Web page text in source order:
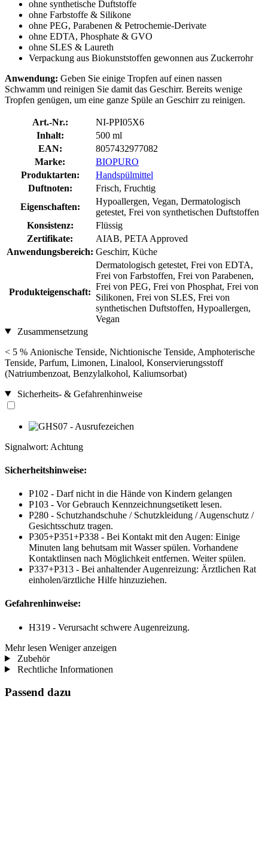
ohne synthetische Duftstoffe
ohne Farbstoffe & Silikone
ohne PEG, Parabenen & Petrochemie-Derivate
ohne EDTA, Phosphate & GVO
ohne SLES & Laureth
Verpackung aus Biokunststoffen gewonnen aus Zuckerrohr
Anwendung: Geben Sie einige Tropfen auf einen nassen
Schwamm und reinigen Sie damit das Geschirr. Bereits wenige
Tropfen genügen, um eine ganze Spüle an Geschirr zu reinigen.
Art.-Nr.:
NI-PPI05X6
Inhalt:
500 ml
EAN:
8057432977082
Marke:
BIOPURO
Produktarten:
Handspülmittel
Duftnoten:
Frisch, Fruchtig
Eigenschaften:
Hypoallergen, Vegan, Dermatologisch
getestet, Frei von synthetischen Duftstoffen
Konsistenz:
Flüssig
Zertifikate:
AIAB, PETA Approved
Anwendungsbereich: Geschirr, Küche
Produkteigenschaft:
Dermatologisch getestet, Frei von EDTA,
Frei von Farbstoffen, Frei von Parabenen,
Frei von PEG, Frei von Phosphat, Frei von
Silikonen, Frei von SLES, Frei von
synthetischen Duftstoffen, Hypoallergen,
Vegan
Zusammensetzung
< 5 % Anionische Tenside, Nichtionische Tenside, Amphoterische
Tenside, Parfum, Limonen, Linalool, Konservierungsstoff
(Natriumbenzoat, Benzylalkohol, Kaliumsorbat)
Sicherheits- & Gefahrenhinweise
Signalwort: Achtung
Sicherheitshinweise:
P102 - Darf nicht in die Hände von Kindern gelangen
P103 - Vor Gebrauch Kennzeichnungsetikett lesen.
P280 - Schutzhandschuhe / Schutzkleidung / Augenschutz /
Gesichtsschutz tragen.
P305+P351+P338 - Bei Kontakt mit den Augen: Einige
Minuten lang behutsam mit Wasser spülen. Vorhandene
Kontaktlinsen nach Möglichkeit entfernen. Weiter spülen.
P337+P313 - Bei anhaltender Augenreizung: Ärztlichen Rat
einholen/ärztliche Hilfe hinzuziehen.
Gefahrenhinweise:
H319 - Verursacht schwere Augenreizung.
Mehr lesen Weniger anzeigen
Zubehör
Rechtliche Informationen
Passend dazu